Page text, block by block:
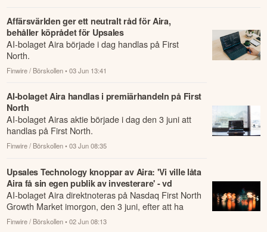
Affärsvärlden ger ett neutralt råd för Aira,
behåller köprådet för Upsales
AI-bolaget Aira började i dag handlas på First
North.
Finwire / Börskollen • 03 Jun 13:41
AI-bolaget Aira handlas i premiärhandeln på First
North
AI-bolaget Airas aktie började i dag den 3 juni att
handlas på First North.
Finwire / Börskollen • 03 Jun 08:35
Upsales Technology knoppar av Aira: 'Vi ville låta
Aira få sin egen publik av investerare' - vd
AI-bolaget Aira direktnoteras på Nasdaq First North
Growth Market imorgon, den 3 juni, efter att ha
knoppats av från Upsales.
Finwire / Börskollen • 02 Jun 08:13